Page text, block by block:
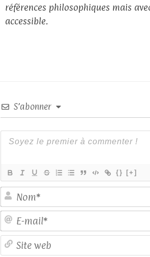
références philosophiques mais
accessible.
S’abonner
{} [+]